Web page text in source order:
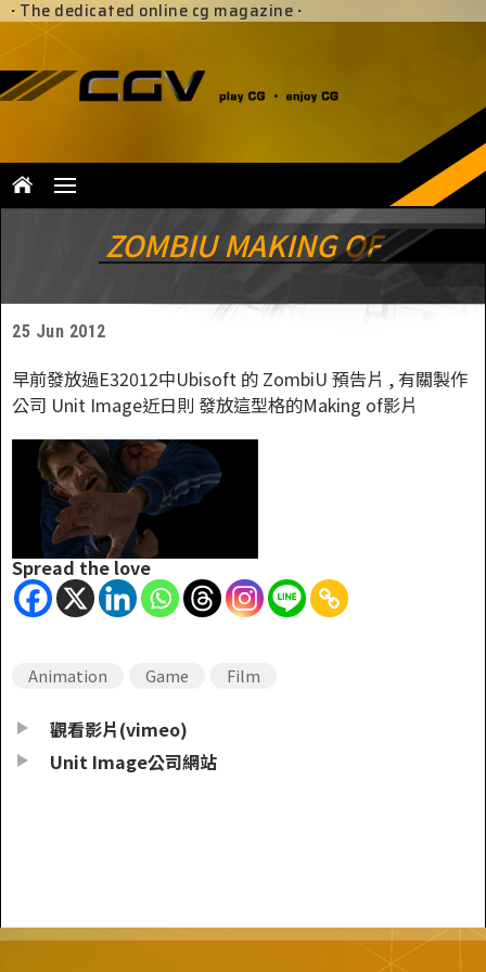
· The dedicated online cg magazine ·
ZOMBIU MAKING OF
25 Jun 2012
早前發放過E32012中Ubisoft 的 ZombiU 預告片 , 有關製作
公司 Unit Image近日則 發放這型格的Making of影片
Spread the love
Animation Game Film
觀看影片(vimeo)
Unit Image公司網站